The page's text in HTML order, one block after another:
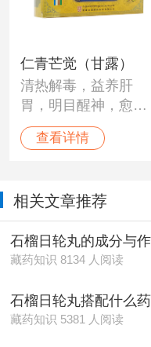
仁青芒觉（甘露）
清热解毒，益养肝
胃，明目醒神，愈
疮，滋补强身。用于
自然毒、食物毒、配
道溃疡，急慢性肠胃
炎，萎缩性胃炎，腹
水，麻风病等。
查看详情
相关文章推荐
石榴日轮丸的成分与
藏药知识 8134 人阅读
石榴日轮丸搭配什么
藏药知识 5381 人阅读